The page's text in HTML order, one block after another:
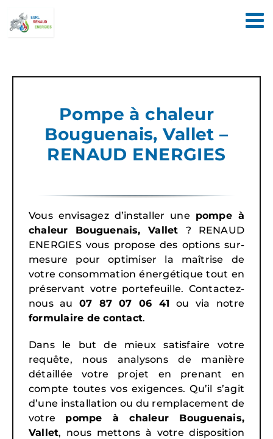
au
contenu
Pompe à chaleur
Bouguenais, Vallet –
RENAUD ENERGIES
Vous envisagez d’installer une pompe à
chaleur Bouguenais, Vallet ? RENAUD
ENERGIES vous propose des options sur-
mesure pour optimiser la maîtrise de
votre consommation énergétique tout en
préservant votre portefeuille. Contactez-
nous au 07 87 07 06 41ou via notre
formulaire de contact.
Dans le but de mieux satisfaire votre
requête, nous analysons de manière
détaillée votre projet en prenant en
compte toutes vos exigences. Qu’il s’agit
d’une installation ou du remplacement de
votre pompe à chaleur Bouguenais,
Vallet, nous mettons à votre disposition